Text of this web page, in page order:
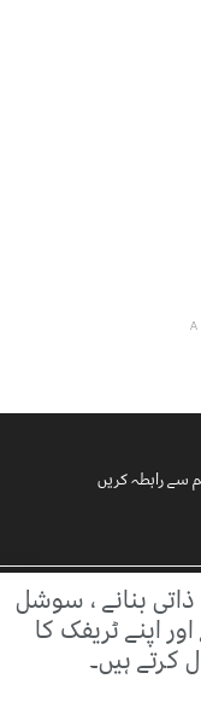
سے رابطہ کریں
بنانے ، سوشل
اپنے ٹریفک کا
کرتے ہیں۔